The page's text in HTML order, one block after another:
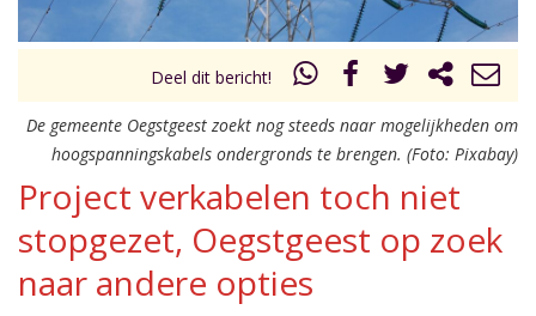
Deel dit bericht!
De gemeente Oegstgeest zoekt nog steeds naar mogelijkheden om
hoogspanningskabels ondergronds te brengen. (Foto: Pixabay)
Project verkabelen toch niet
stopgezet, Oegstgeest op zoek
naar andere opties